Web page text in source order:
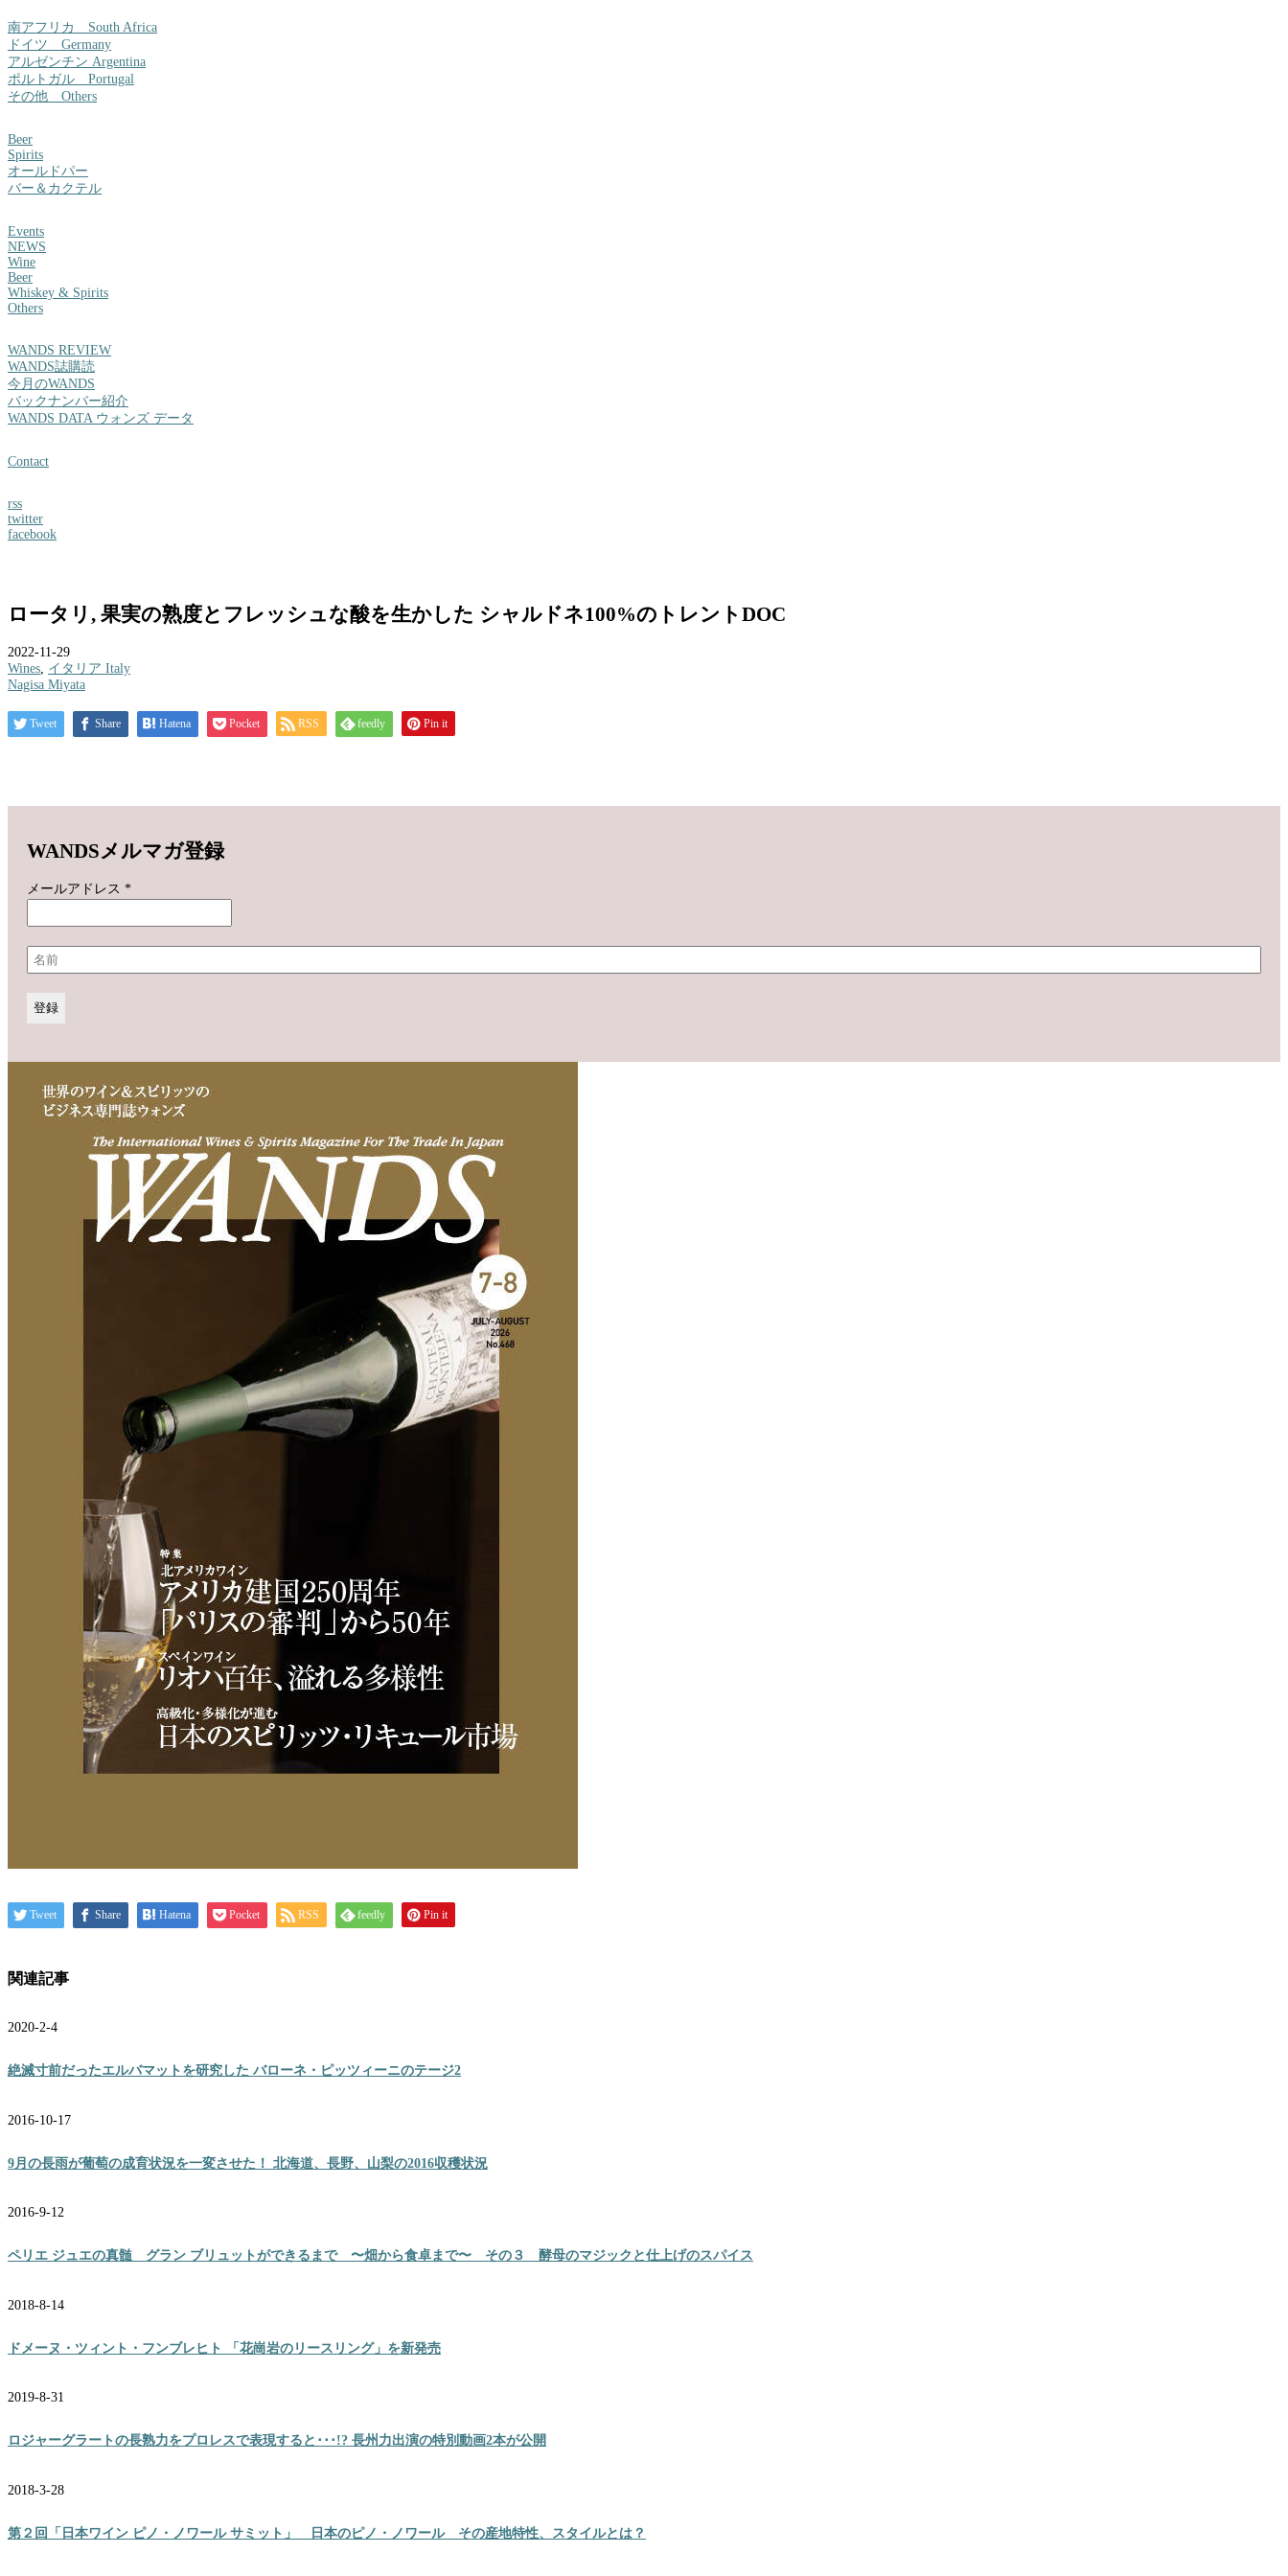
南アフリカ South Africa
ドイツ Germany
アルゼンチン Argentina
ポルトガル Portugal
その他 Others
Beer
Spirits
オールドパー
バー＆カクテル
Events
NEWS
Wine
Beer
Whiskey & Spirits
Others
WANDS REVIEW
WANDS誌購読
今月のWANDS
バックナンバー紹介
WANDS DATA ウォンズ データ
Contact
rss
twitter
facebook
ロータリ, 果実の熟度とフレッシュな酸を生かした シャルドネ100%のトレントDOC
2022-11-29
Wines イタリア Italy
Nagisa Miyata
Tweet Share Hatena Pocket RSS feedly Pin it
WANDSメルマガ登録
メールアドレス *
Tweet Share Hatena Pocket RSS feedly Pin it
関連記事
2020-2-4
絶滅寸前だったエルバマットを研究した バローネ・ピッツィーニのテージ2
2016-10-17
9月の長雨が葡萄の成育状況を一変させた！ 北海道、長野、山梨の2016収穫状況
2016-9-12
ペリエ ジュエの真髄 グラン ブリュットができるまで 〜畑から食卓まで〜 その３ 酵母のマジックと仕上げのスパイス
2018-8-14
ドメーヌ・ツィント・フンブレヒト 「花崗岩のリースリング」を新発売
2019-8-31
ロジャーグラートの長熟力をプロレスで表現すると･･･!? 長州力出演の特別動画2本が公開
2018-3-28
第２回「日本ワイン ピノ・ノワール サミット」 日本のピノ・ノワール その産地特性、スタイルとは？